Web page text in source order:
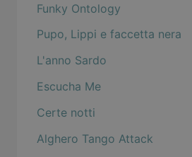
Funky Ontology
Pupo, Lippi e faccetta nera
L'anno Sardo
Escucha Me
Certe notti
Alghero Tango Attack